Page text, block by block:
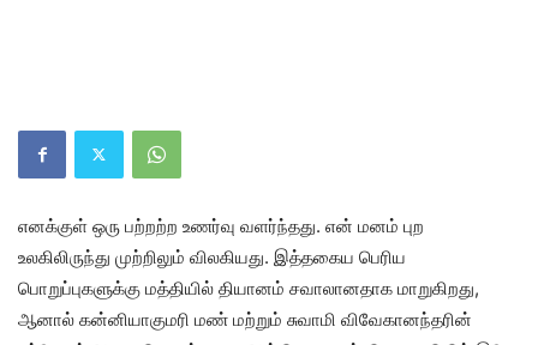
எனக்குள் ஒரு பற்றற்ற உணர்வு வளர்ந்தது. என் மனம் புற
உலகிலிருந்து முற்றிலும் விலகியது. இத்தகைய பெரிய
பொறுப்புகளுக்கு மத்தியில் தியானம் சவாலானதாக மாறுகிறது,
ஆனால் கன்னியாகுமரி மண் மற்றும் சுவாமி விவேகானந்தரின்